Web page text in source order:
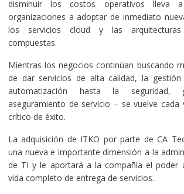
disminuir los costos operativos
organizaciones a adoptar de inmediato
los servicios cloud y las arquitecturas
compuestas.
Mientras los negocios continúan buscando
de dar servicios de alta calidad, la
automatización hasta la seguridad,
aseguramiento de servicio – se vuelve
crítico de éxito.
La adquisición de ITKO por parte de CA
una nueva e importante dimensión a la
de TI y le aportará a la compañía el poder
vida completo de entrega de servicios.